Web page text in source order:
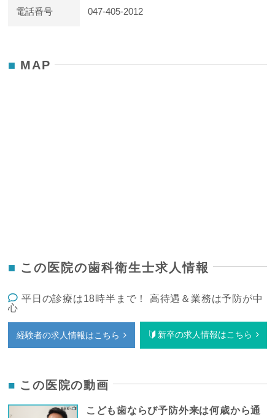
電話番号 047-405-2012
MAP
この医院の歯科衛生士求人情報
平日の診療は18時半まで！ 高待遇＆業務は予防が中
心
経験者の求人情報はこちら 新卒の求人情報はこちら
この医院の動画
こども歯ならび予防外来は何歳から通